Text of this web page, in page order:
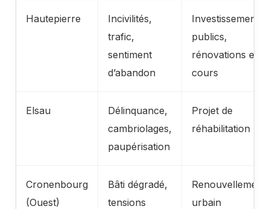
Hautepierre
Incivilités,
trafic,
sentiment
d’abandon
Investissements
publics,
rénovations en
cours
Elsau
Délinquance,
cambriolages,
paupérisation
Projet de
réhabilitation
Cronenbourg
(Ouest)
Bâti dégradé,
tensions
Renouvellement
urbain